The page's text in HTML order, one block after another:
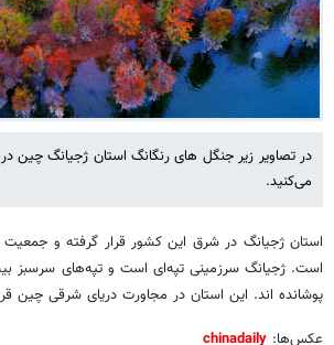
در تصاویر زیر جنگل های رنگانگ استان ژجیانگ چین
می‌کنید.
است. ژجیانگ سرزمینی تپه‌ای است و تپه‌های سرسبز
پوشانده اند. این استان در مجاورت دریای شرقی چین
عکس‌ها: chinadaily